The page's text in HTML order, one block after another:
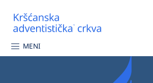
MENI